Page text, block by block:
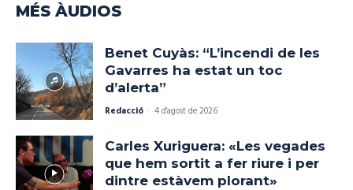
MÉS ÀUDIOS
Benet Cuyàs: “L’incendi de les
Gavarres ha estat un toc
d’alerta”
Redacció - 4 d'agost de 2026
Carles Xuriguera: «Les vegades
que hem sortit a fer riure i per
dintre estàvem plorant»